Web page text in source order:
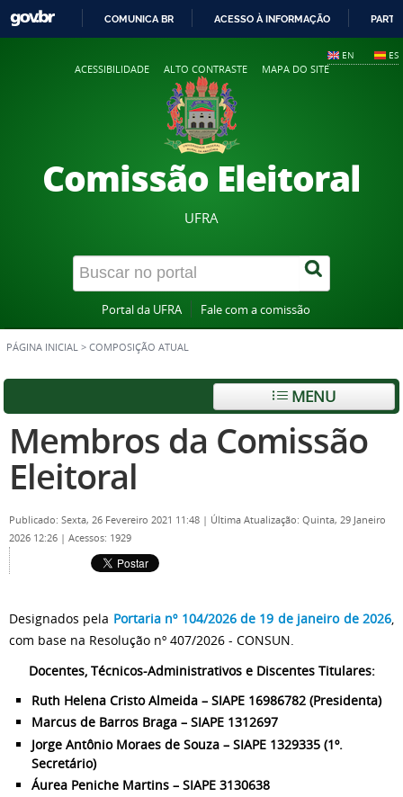
PARA
O
CONTEÚDO
COMUNICA BR ACESSO À INFORMAÇÃO
EN ES
ACESSIBILIDADE ALTO CONTRASTE MAPA DO SITE
Comissão Eleitoral
UFRA
Portal da UFRA Fale com a comissão
PÁGINA INICIAL > COMPOSIÇÃO ATUAL
MENU
Membros da Comissão
Eleitoral
Publicado: Sexta, 26 Fevereiro 2021 11:48 | Última Atualização: Quinta, 29 Janeiro
2026 12:26 | Acessos: 1929
Designados pela Portaria nº 104/2026 de 19 de janeiro de 2026
com base na Resolução nº 407/2026 - CONSUN.
Docentes, Técnicos-Administrativos e Discentes Titulares:
Ruth Helena Cristo Almeida – SIAPE 16986782 (Presidenta)
Marcus de Barros Braga – SIAPE 1312697
Jorge Antônio Moraes de Souza – SIAPE 1329335 (1º.
Secretário)
Áurea Peniche Martins – SIAPE 3130638